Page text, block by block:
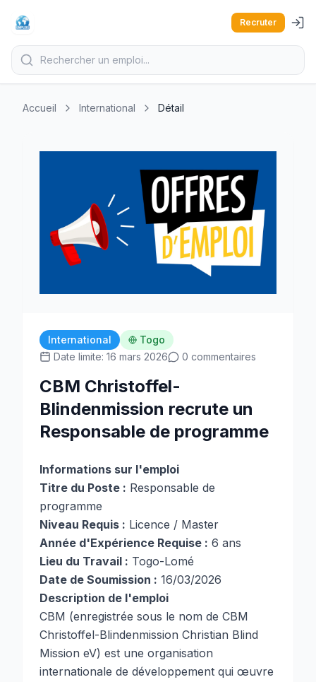
Recruter
Accueil International Détail
International
Togo
Date limite: 16 mars 2026
0 commentaires
CBM Christoffel-
Blindenmission recrute un
Responsable de programme
Informations sur l'emploi
Titre du Poste : Responsable de
programme
Niveau Requis : Licence / Master
Année d'Expérience Requise : 6 ans
Lieu du Travail : Togo-Lomé
Date de Soumission : 16/03/2026
Description de l'emploi
CBM (enregistrée sous le nom de CBM
Christoffel-Blindenmission Christian Blind
Mission eV) est une organisation
internationale de développement qui œuvre